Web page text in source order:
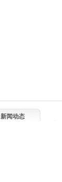
新闻动态